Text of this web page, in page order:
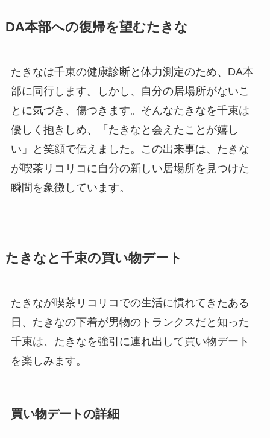
DA本部への復帰を望むたきな
たきなは千束の健康診断と体力測定のため、DA本
部に同行します。しかし、自分の居場所がないこ
とに気づき、傷つきます。そんなたきなを千束は
優しく抱きしめ、「たきなと会えたことが嬉し
い」と笑顔で伝えました。この出来事は、たきな
が喫茶リコリコに自分の新しい居場所を見つけた
瞬間を象徴しています。
たきなと千束の買い物デート
たきなが喫茶リコリコでの生活に慣れてきたある
日、たきなの下着が男物のトランクスだと知った
千束は、たきなを強引に連れ出して買い物デート
を楽しみます。
買い物デートの詳細